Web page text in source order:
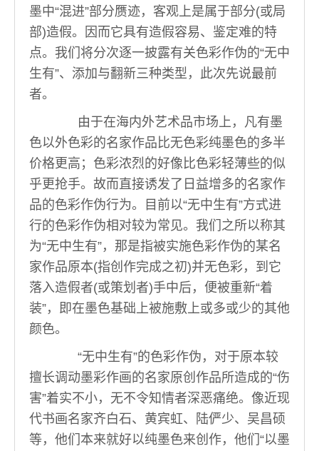
墨中“混进”部分赝迹，客观上是属于部分(或局
部)造假。因而它具有造假容易、鉴定难的特
点。我们将分次逐一披露有关色彩作伪的“无中
生有”、添加与翻新三种类型，此次先说最前
者。
由于在海内外艺术品市场上，凡有墨
色以外色彩的名家作品比无色彩纯墨色的多半
价格更高；色彩浓烈的好像比色彩轻薄些的似
乎更抢手。故而直接诱发了日益增多的名家作
品的色彩作伪行为。目前以“无中生有”方式进
行的色彩作伪相对较为常见。我们之所以称其
为“无中生有”，那是指被实施色彩作伪的某名
家作品原本(指创作完成之初)并无色彩，到它
落入造假者(或策划者)手中后，便被重新“着
装”，即在墨色基础上被施敷上或多或少的其他
颜色。
“无中生有”的色彩作伪，对于原本较
擅长调动墨彩作画的名家原创作品所造成的“伤
害”着实不小，无不令知情者深恶痛绝。像近现
代书画名家齐白石、黄宾虹、陆俨少、吴昌硕
等，他们本来就好以纯墨色来创作，他们“以墨